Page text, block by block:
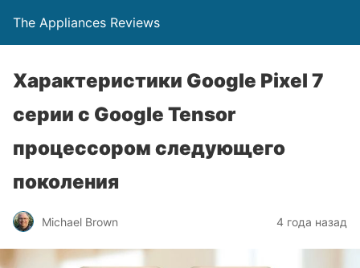
The Appliances Reviews
Характеристики Google Pixel 7
серии с Google Tensor
процессором следующего
поколения
Michael Brown 4 года назад